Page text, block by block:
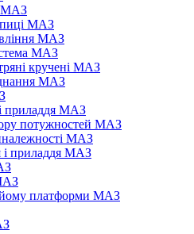
МАЗ
МАЗ
МАЗ
МАЗ
кручені МАЗ
МАЗ
приладдя МАЗ
потужностей МАЗ
МАЗ
і приладдя МАЗ
платформи МАЗ